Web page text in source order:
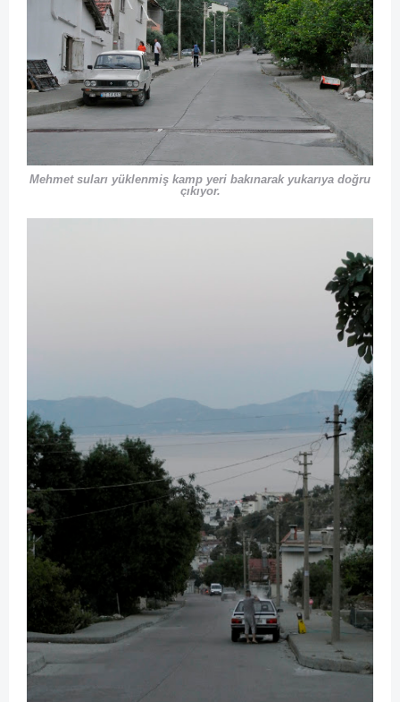
Mehmet suları yüklenmiş kamp yeri bakınarak yukarıya doğru
çıkıyor.